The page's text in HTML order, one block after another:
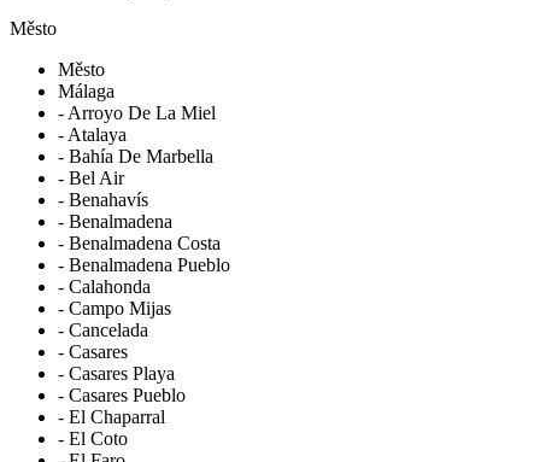
Město
Město
Málaga
- Arroyo De La Miel
- Atalaya
- Bahía De Marbella
- Bel Air
- Benahavís
- Benalmadena
- Benalmadena Costa
- Benalmadena Pueblo
- Calahonda
- Campo Mijas
- Cancelada
- Casares
- Casares Playa
- Casares Pueblo
- El Chaparral
- El Coto